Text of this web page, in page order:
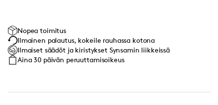
Nopea toimitus
Ilmainen palautus, kokeile rauhassa kotona
Ilmaiset säädöt ja kiristykset Synsamin liikkeissä
Aina 30 päivän peruuttamisoikeus